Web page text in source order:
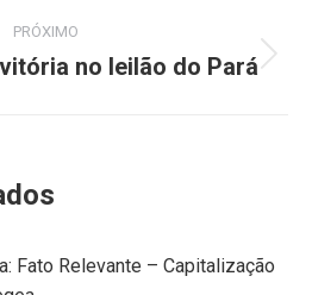
PRÓXIMO
Próximono leilão do Pará
Fato Relevante – Capitalização